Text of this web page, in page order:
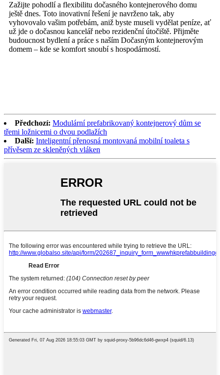
Zažijte pohodlí a flexibilitu dočasného kontejnerového domu
ještě dnes. Toto inovativní řešení je navrženo tak, aby
vyhovovalo vašim potřebám, aniž byste museli vydělat peníze, ať
už jde o dočasnou kancelář nebo rezidenční útočiště. Přijměte
budoucnost bydlení a práce s naším Dočasným kontejnerovým
domem – kde se komfort snoubí s hospodárností.
Předchozí: Modulární prefabrikovaný kontejnerový dům se
třemi ložnicemi o dvou podlažích
Další: Inteligentní přenosná montovaná mobilní toaleta s
přívěsem ze skleněných vláken